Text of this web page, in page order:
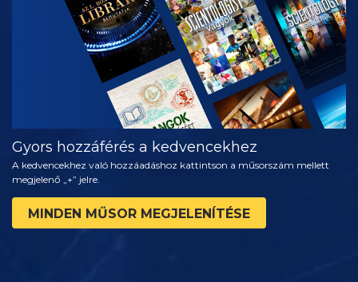
RÉSZEI
Gyors hozzáférés a kedvencekhez
A kedvencekhez való hozzáadáshoz kattintson a műsorszám mellett
megjelenő „+” jelre.
MINDEN MŰSOR MEGJELENÍTÉSE